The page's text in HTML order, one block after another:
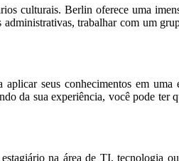
culturais. Berlin oferece uma
trabalhar com um
seus conhecimentos em
da sua experiência, você pode ter
na área de TI, tecnologia